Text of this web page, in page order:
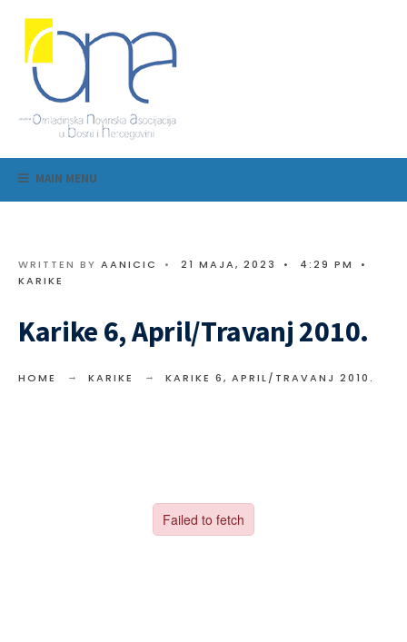
MAIN MENU
WRITTEN BY AANICIC • 21 MAJA, 2023 • 4:29 PM
•
KARIKE
Karike 6, April/Travanj 2010.
HOME KARIKE KARIKE 6, APRIL/TRAVANJ 2010.